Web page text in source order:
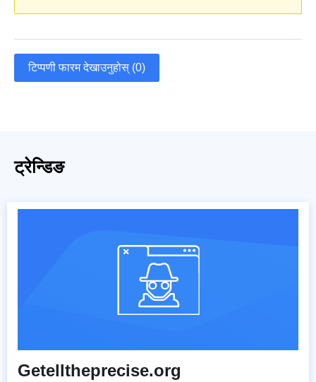
टिप्पणी फारम देखाउनुहोस् (0)
ट्रेन्डिङ
Getelltheprecise.org